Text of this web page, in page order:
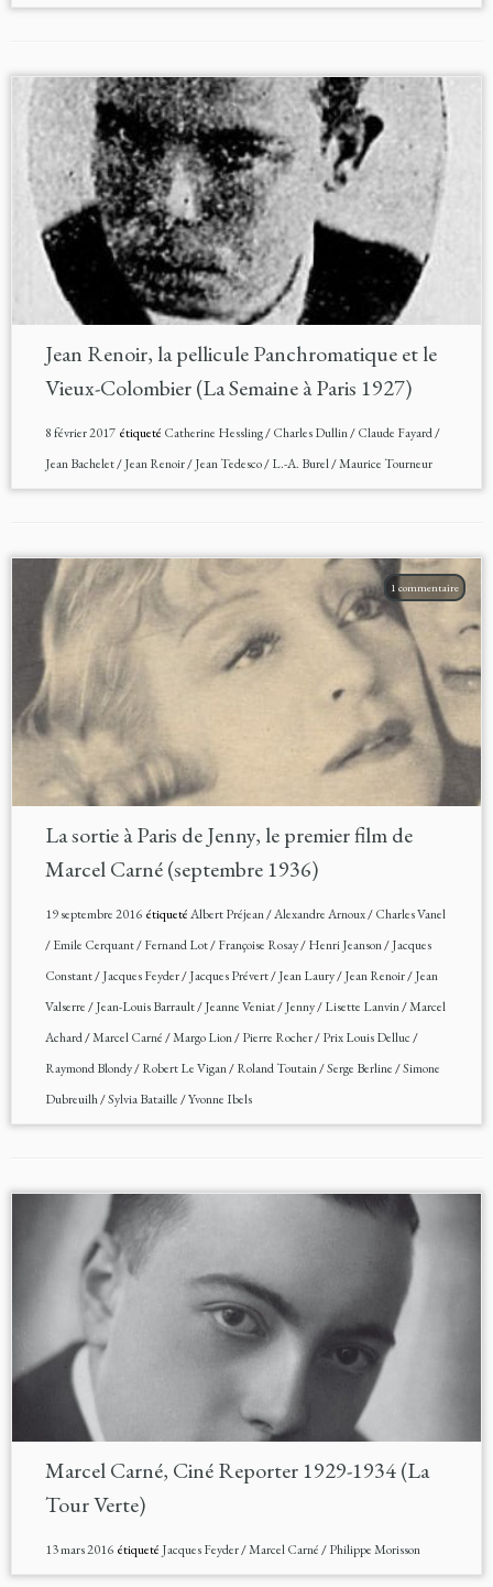
Jean Renoir, la pellicule Panchromatique et le
Vieux-Colombier (La Semaine à Paris 1927)
8 février 2017étiqueté Catherine Hessling/Charles Dullin/Claude Fayard/
Jean Bachelet/Jean Renoir/Jean Tedesco/L.-A. Burel/Maurice Tourneur
1 commentaire
La sortie à Paris de Jenny, le premier film de
Marcel Carné (septembre 1936)
19 septembre 2016étiquetéAlbert Préjean/Alexandre Arnoux/Charles Vanel
/Emile Cerquant/Fernand Lot/Françoise Rosay/Henri Jeanson/Jacques
Constant/Jacques Feyder/Jacques Prévert/Jean Laury/Jean Renoir/Jean
Valserre/Jean-Louis Barrault/Jeanne Veniat/Jenny/Lisette Lanvin/Marcel
Achard/Marcel Carné/Margo Lion/Pierre Rocher/Prix Louis Delluc/
Raymond Blondy/Robert Le Vigan/Roland Toutain/Serge Berline/Simone
Dubreuilh/Sylvia Bataille/Yvonne Ibels
Marcel Carné, Ciné Reporter 1929-1934 (La
Tour Verte)
13 mars 2016étiqueté Jacques Feyder/Marcel Carné/Philippe Morisson